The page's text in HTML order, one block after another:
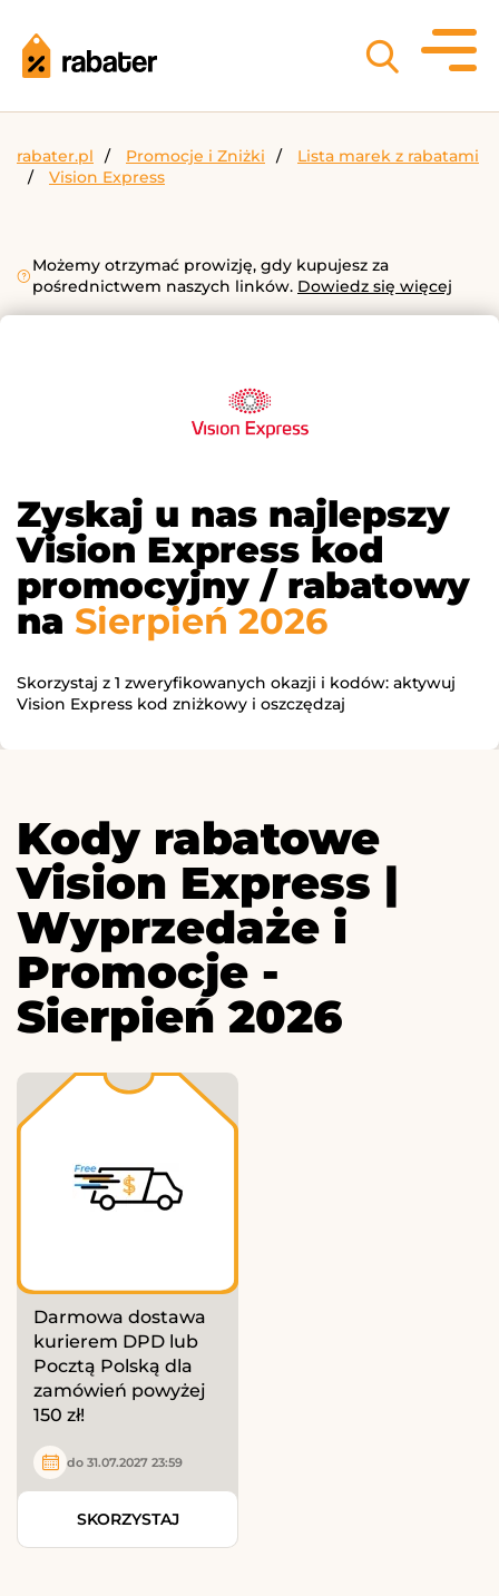
rabater.pl Promocje i Zniżki
Lista marek z rabatami
Vision Express
Możemy otrzymać prowizję, gdy kupujesz za
pośrednictwem naszych linków. Dowiedz się więcej
Zyskaj u nas najlepszy
Vision Express kod
promocyjny / rabatowy
na Sierpień 2026
Skorzystaj z 1 zweryfikowanych okazji i kodów: aktywuj
Vision Express kod zniżkowy i oszczędzaj
Kody rabatowe
Vision Express |
Wyprzedaże i
Promocje -
Sierpień 2026
Darmowa dostawa
kurierem DPD lub
Pocztą Polską dla
zamówień powyżej
150 zł!
do 31.07.2027 23:59
SKORZYSTAJ